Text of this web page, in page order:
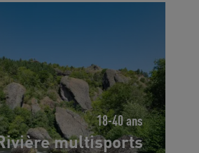
18-40 ans
multisports